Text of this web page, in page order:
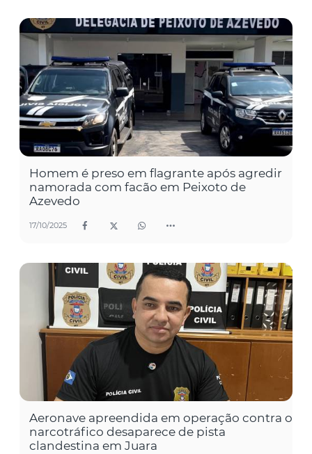
Homem é preso em flagrante após agredir
namorada com facão em Peixoto de
Azevedo
17/10/2025
Aeronave apreendida em operação contra o
narcotráfico desaparece de pista
clandestina em Juara